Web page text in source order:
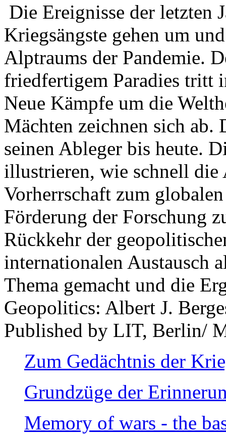
Die Ereignisse der letzten
Kriegsängste gehen um
Alptraums der Pandemie.
friedfertigem Paradies tritt
Neue Kämpfe um die
Mächten zeichnen sich
seinen Ableger bis heute.
illustrieren, wie schnell die
Vorherrschaft zum
Förderung der Forschung
Rückkehr der
internationalen Austausch
Thema gemacht und die
Geopolitics: Albert J.
Published by LIT, Berlin/
Zum Gedächtnis der
Grundzüge der
Memory of wars - the